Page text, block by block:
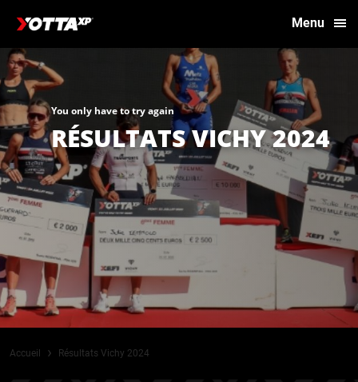
Menu
You only have to try again
RÉSULTATS VICHY 2024
Accueil › Résultats Vichy 2024